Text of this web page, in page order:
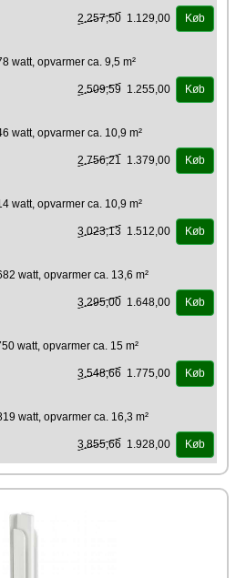
2.257,50 1.129,00 Køb
watt, opvarmer ca. 9,5 m²
2.509,59 1.255,00 Køb
watt, opvarmer ca. 10,9 m²
2.756,21 1.379,00 Køb
watt, opvarmer ca. 10,9 m²
3.023,13 1.512,00 Køb
watt, opvarmer ca. 13,6 m²
3.295,00 1.648,00 Køb
watt, opvarmer ca. 15 m²
3.548,66 1.775,00 Køb
watt, opvarmer ca. 16,3 m²
3.855,66 1.928,00 Køb